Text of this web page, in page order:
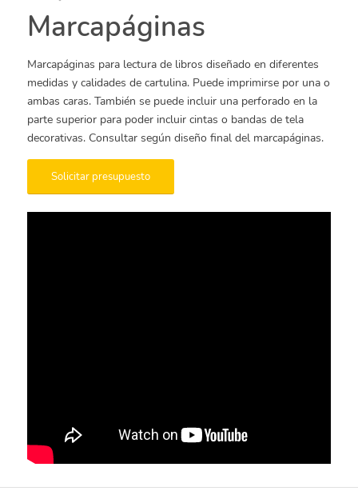
Marcapáginas
Marcapáginas para lectura de libros diseñado en diferentes
medidas y calidades de cartulina. Puede imprimirse por una o
ambas caras. También se puede incluir una perforado en la
parte superior para poder incluir cintas o bandas de tela
decorativas. Consultar según diseño final del marcapáginas.
Solicitar presupuesto